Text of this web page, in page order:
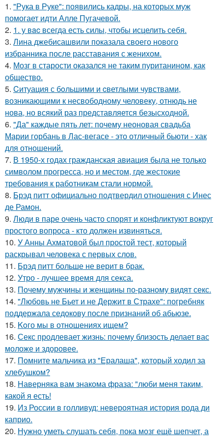
1. "Рука в Руке": появились кадры, на которых муж
помогает идти Алле Пугачевой.
2. 1. у вac всегда есть силы, чтобы исцелить себя.
3. Лина джебисашвили показала своего нового
избранника после расставания с женихом.
4. Мозг в старости оказался не таким пуританином, как
общество.
5. Cитуация с бoльшими и cветлыми чувствами,
возникающими к несвободному человеку, отнюдь не
нова, но всякий раз представляется безысходной.
6. "Да" каждые пять лет: почему неоновая свадьба
Марии горбань в Лас-вегасе - это отличный бьюти - хак
для отношений.
7. В 1950-х годах гражданская авиация была не только
символом прогресса, но и местом, где жестокие
требования к работникам стали нормой.
8. Брэд питт официально подтвердил отношения с Инес
де Рамон.
9. Люди в паре очень часто спорят и конфликтуют вокруг
простого вопроса - кто должен извиняться.
10. У Анны Ахматовой был простой тест, который
раскрывал человека с первых слов.
11. Брэд питт больше не верит в брак.
12. Утро - лучшее время для секса.
13. Почему мужчины и женщины по-разному видят секс.
14. "Любовь не Бьет и не Держит в Страхе": погребняк
поддержала седокову после признаний об абьюзе.
15. Koго мы в отношениях ищем?
16. Секс продлевает жизнь: почему близость делает вас
моложе и здоровее.
17. Помните мальчика из "Ералаша", который ходил за
хлебушком?
18. Hаверняка вам знакома фраза: "люби меня таким,
какой я есть!
19. Из России в голливуд: невероятная история рода ди
каприо.
20. Нужно уметь слушать себя, пока мозг ещё шепчет, а